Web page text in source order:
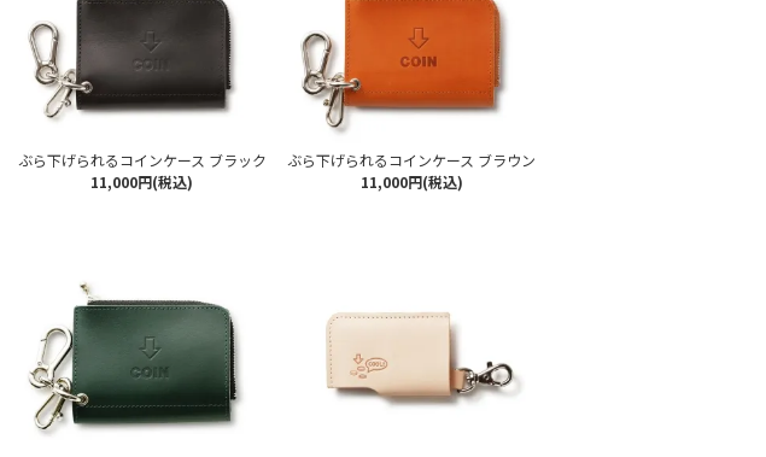
ぶら下げられるコインケース ブラック
11,000円(税込)
ぶら下げられるコインケース ブラウン
11,000円(税込)